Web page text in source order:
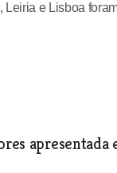
e Lisboa
apresentada